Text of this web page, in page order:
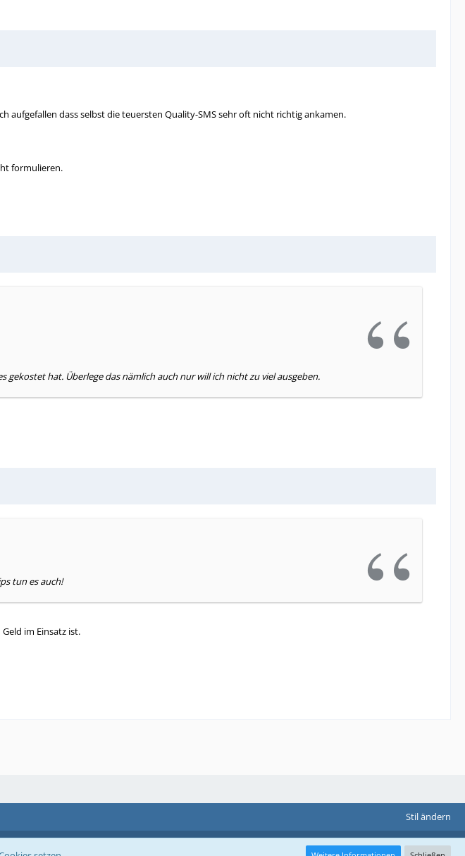
aufgefallen dass selbst die teuersten Quality-SMS sehr oft nicht richtig ankamen.
formulieren.
gekostet hat. Überlege das nämlich auch nur will ich nicht zu viel ausgeben.
tun es auch!
im Einsatz ist.
Stil ändern
WoltLab Suite™